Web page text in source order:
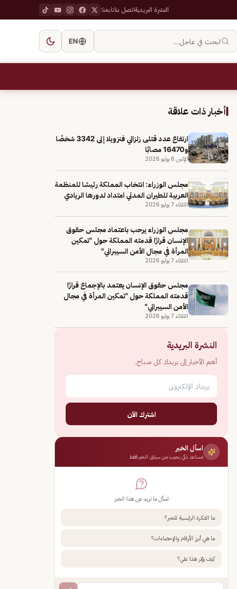
النشرة البريديةاتصل بناتابعنا:
ابحث في عاجل… EN
أخبار ذات علاقة
ارتفاع عدد قتلى زلزالي فنزويلا إلى 3342 شخصًا
و16470 مصابًا
الإثنين 6 يوليو 2026
مجلس الوزراء: انتخاب المملكة رئيسًا للمنظمة
العربية للطيران المدني امتداد لدورها الريادي
الثلاثاء 7 يوليو 2026
مجلس الوزراء يرحب باعتماد مجلس حقوق
الإنسان قرارًا قدمته المملكة حول "تمكين
المرأة في مجال الأمن السيبراني"
الثلاثاء 7 يوليو 2026
مجلس حقوق الإنسان يعتمد بالإجماع قرارًا
قدمته المملكة حول "تمكين المرأة في مجال
الأمن السيبراني"
الثلاثاء 7 يوليو 2026
النشرة البريدية
أهم الأخبار إلى بريدك كل صباح.
اشترك الآن
اسأل الخبر
مساعد ذكي يجيب من سياق الخبر فقط
اسأل ما تريد عن هذا الخبر
ما الفكرة الرئيسية للخبر؟
ما هي أبرز الأرقام والإحصاءات؟
كيف يؤثر هذا علي؟